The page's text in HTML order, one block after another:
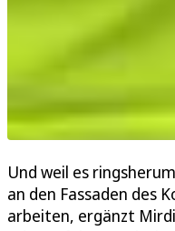
Und weil es
an den Fassaden des
arbeiten, ergänzt